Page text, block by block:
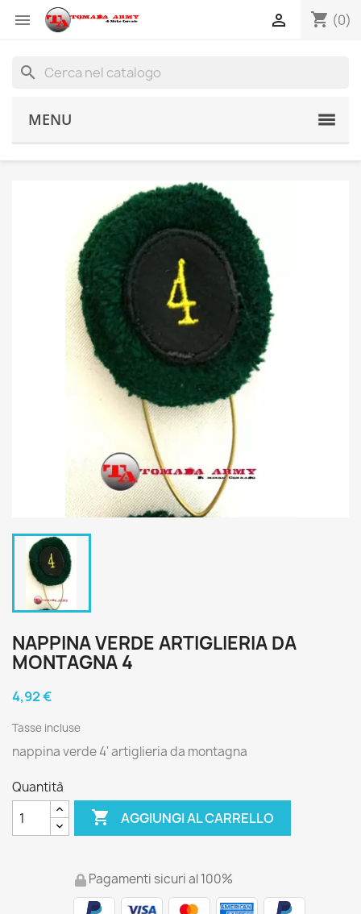
 shopping_cart (0)

search
MENU
NAPPINA VERDE ARTIGLIERIA DA
MONTAGNA 4
4,92 €
Tasse incluse
nappina verde 4' artiglieria da montagna
Quantità
 AGGIUNGI AL CARRELLO
Pagamenti sicuri al 100%